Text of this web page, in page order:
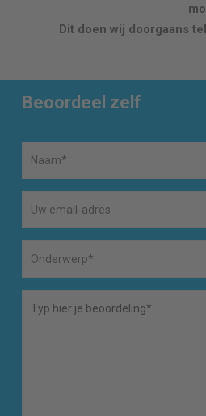
Dit doen wij doorgaans
Beoordeel zelf